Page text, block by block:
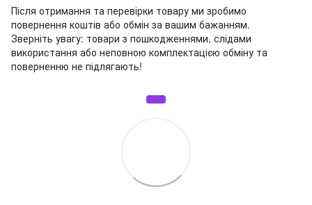
Після отримання та перевірки товару ми зробимо
повернення коштів або обмін за вашим бажанням.
Зверніть увагу: товари з пошкодженнями, слідами
використання або неповною комплектацією обміну та
поверненню не підлягають!